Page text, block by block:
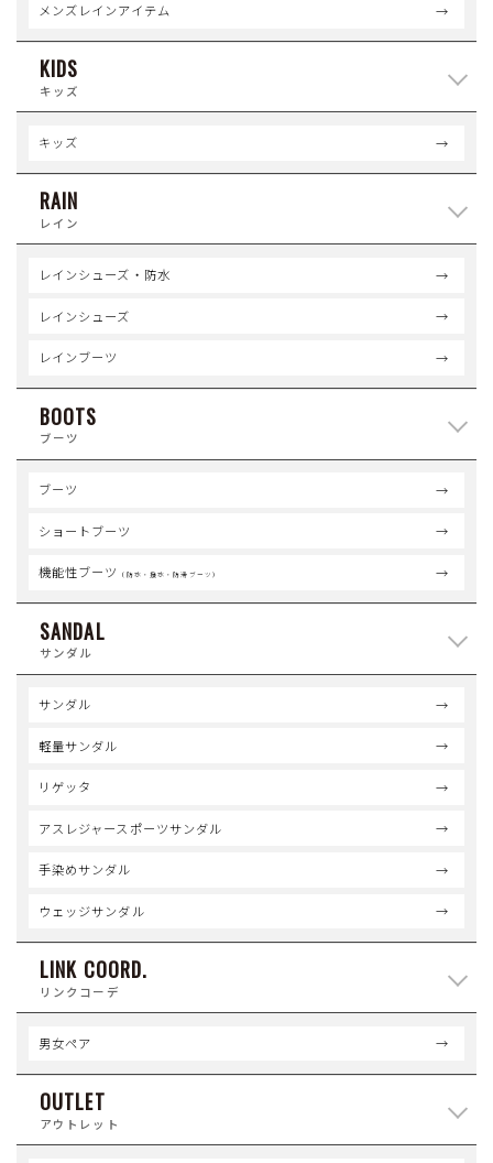
メンズレインアイテム
KIDS
キッズ
キッズ
RAIN
レイン
レインシューズ・防水
レインシューズ
レインブーツ
BOOTS
ブーツ
ブーツ
ショートブーツ
機能性ブーツ （防水・撥水・防滑ブーツ）
SANDAL
サンダル
サンダル
軽量サンダル
リゲッタ
アスレジャースポーツサンダル
手染めサンダル
ウェッジサンダル
LINK COORD.
リンクコーデ
男女ペア
OUTLET
アウトレット